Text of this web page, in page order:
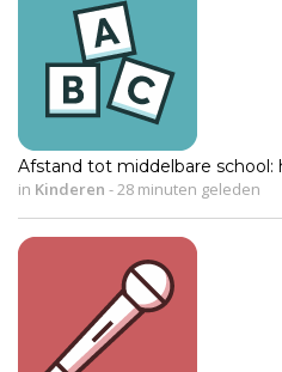
Afstand tot middelbare school:
in Kinderen - 28 minuten geleden